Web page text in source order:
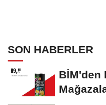
SON HABERLER
BİM'den